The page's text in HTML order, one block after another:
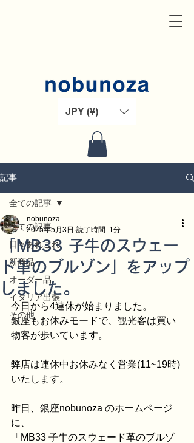
JPY (¥)
記事
全ての記事
日々あれこれ
新商品
オーダー品
イタリア出張
その他
全ての記事
「MB33 子牛のスウェー
ド革のブルゾン」をアップ
しました。
nobunoza
2025年5月3日 読了時間: 1分
今日から4連休が始まりました。
銀座もお休みモードで、観光客は買い
物客が歩いています。
弊店は連休中お休みなく営業(11~19時)
いたします。
昨日、銀座nobunoza のホームページ
に、
「MB33 子牛のスウェード革のブルゾ